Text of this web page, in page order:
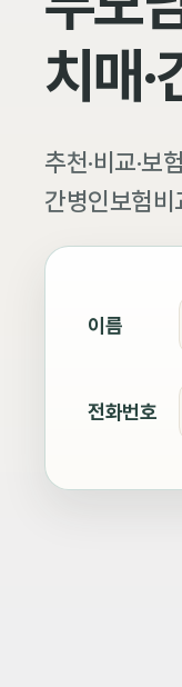
치매·
추천·비교·보
간병인보험
이름
전화번호